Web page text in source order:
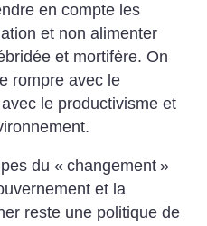
en compte les
et non alimenter
et mortifère. On
rompre avec le
le productivisme et
du « changement »
et la
reste une politique de